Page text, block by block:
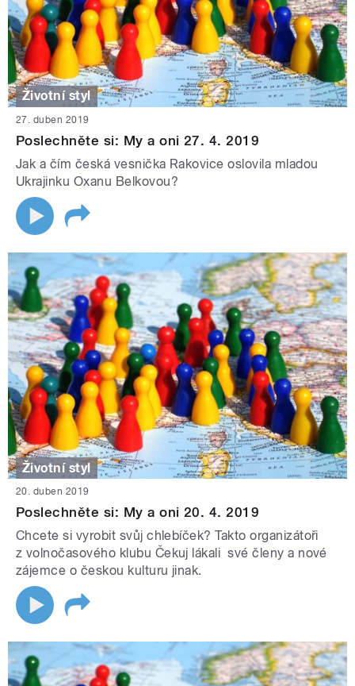
Životní styl
27. duben 2019
Poslechněte si: My a oni 27. 4. 2019
Jak a čím česká vesnička Rakovice oslovila mladou
Ukrajinku Oxanu Belkovou?
Životní styl
20. duben 2019
Poslechněte si: My a oni 20. 4. 2019
Chcete si vyrobit svůj chlebíček? Takto organizátoři
z volnočasového klubu Čekuj lákali své členy a nové
zájemce o českou kulturu jinak.